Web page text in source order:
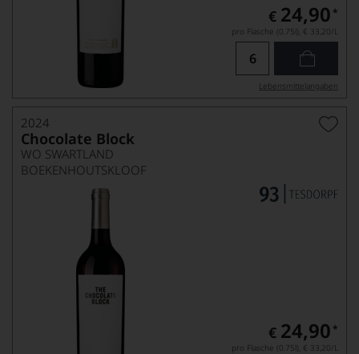
€ 24,90 *
pro Flasche (0.75l), € 33,20/L
Lebensmittel­angaben
2024
Chocolate Block
WO SWARTLAND
BOEKENHOUTSKLOOF
€ 24,90 *
pro Flasche (0.75l), € 33,20/L